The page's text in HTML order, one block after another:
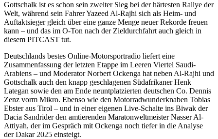
Gottschalk ist es schon sein zweiter Sieg bei der härtesten Rallye der
Welt, während sein Fahrer Yazeed Al-Rajhi sich als Heim- und
Auftaktsieger gleich über eine ganze Menge neuer Rekorde freuen
kann – und das im O-Ton nach der Zieldurchfahrt auch gleich in
diesem PITCAST tut.
Deutschlands bestes Online-Motorsportradio liefert eine
Zusammenfassung der letzten Etappe im Leeren Viertel Saudi-
Arabiens – und Moderator Norbert Ockenga hat neben Al-Rajhi und
Gottschalk auch den knapp geschlagenen Südafrikaner Henk
Lategan sowie den am Ende neuntplatzierten deutschen Co. Dennis
Zenz vorm Mikro. Ebenso wie den Motorradwunderknaben Tobias
Ebster aus Tirol – und in einer eigenen Live-Schalte ins Biwak der
Dacia Sandrider den amtierenden Maratonweltmeister Nasser Al-
Attiyah, der im Gespräch mit Ockenga noch tiefer in die Analyse
der Dakar 2025 einsteigt.